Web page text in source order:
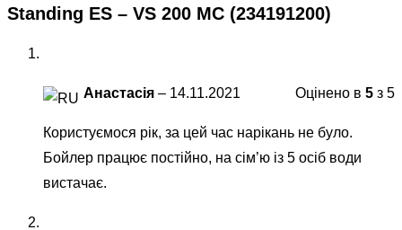
Standing ES – VS 200 MC (234191200)
Оцінено в 5 з 5
Анастасія – 14.11.2021
Користуємося рік, за цей час нарікань не було.
Бойлер працює постійно, на сім’ю із 5 осіб води
вистачає.